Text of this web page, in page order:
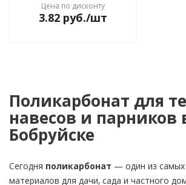
Цена по дисконту
3.82руб./шт
Поликарбонат для
навесов и парников
Бобруйске
Сегодня поликарбонат — один из
материалов для дачи, сада и частного